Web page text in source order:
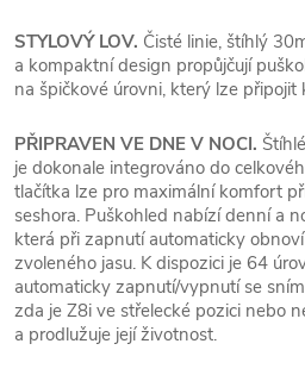
STYLOVÝ LOV. Čisté linie, štíhlý
a kompaktní design propůjčují
na špičkové úrovni, který lze
PŘIPRAVEN VE DNE V NOCI.
je dokonale integrováno do
tlačítka lze pro maximální komfort
seshora. Puškohled nabízí denní a
která při zapnutí automaticky
zvoleného jasu. K dispozici je 64
automaticky zapnutí/vypnutí se
zda je Z8i ve střelecké pozici nebo
a prodlužuje její životnost.